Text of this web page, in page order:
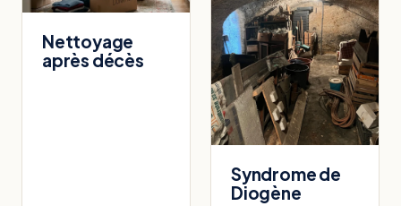
Nettoyage
après décès
Syndrome de
Diogène